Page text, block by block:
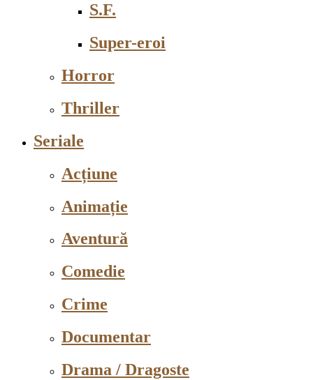
S.F.
Super-eroi
Horror
Thriller
Seriale
Acțiune
Animație
Aventură
Comedie
Crime
Documentar
Drama / Dragoste